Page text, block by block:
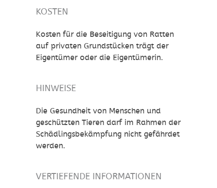
KOSTEN
Kosten für die Beseitigung von Ratten
auf privaten Grundstücken trägt der
Eigentümer oder die Eigentümerin.
HINWEISE
Die Gesundheit von Menschen und
geschützten Tieren darf im Rahmen der
Schädlingsbekämpfung nicht gefährdet
werden.
VERTIEFENDE INFORMATIONEN